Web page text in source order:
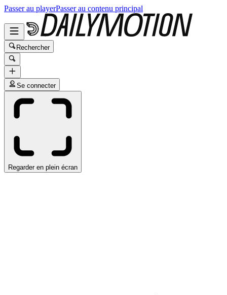
Passer au playerPasser au contenu principal
Rechercher
Se connecter
Regarder en plein écran